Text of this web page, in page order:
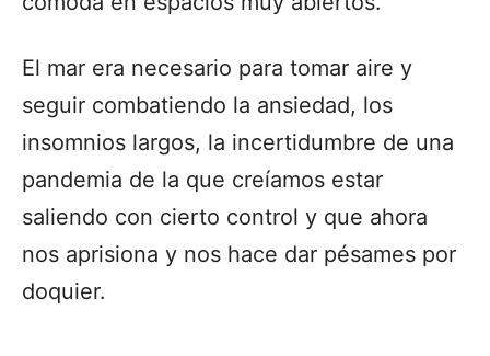
El mar era necesario para tomar aire y
seguir combatiendo la ansiedad, los
insomnios largos, la incertidumbre de una
pandemia de la que creíamos estar
saliendo con cierto control y que ahora
nos aprisiona y nos hace dar pésames por
doquier.